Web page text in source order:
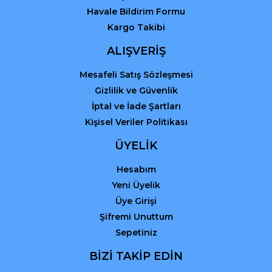
Havale Bildirim Formu
Kargo Takibi
ALIŞVERİŞ
Mesafeli Satış Sözleşmesi
Gizlilik ve Güvenlik
İptal ve İade Şartları
Kişisel Veriler Politikası
ÜYELİK
Hesabım
Yeni Üyelik
Üye Girişi
Şifremi Unuttum
Sepetiniz
BİZİ TAKİP EDİN